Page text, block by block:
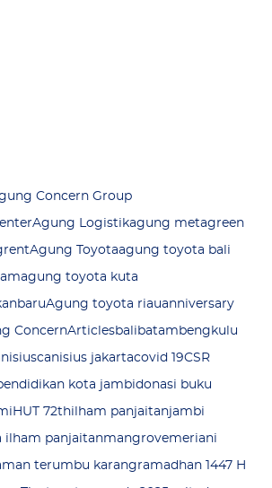
Concern Group
Agung Logistikagung metagreen
Agung Toyotaagung toyota bali
agung toyota kuta
Agung toyota riauanniversary
ConcernArticlesbali batam bengkulu
canisius jakartacovid 19CSR
kota jambidonasi buku
HUT 72thilham panjaitanjambi
ilham panjaitanmangrovemeriani
terumbu karangramadhan 1447 H